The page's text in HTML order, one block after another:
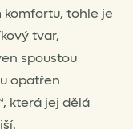
tohle je
tvar,
spoustou
opatřen
která jej dělá